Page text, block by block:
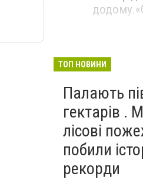
ТОП НОВИНИ
Палають
гектарів .
лісові
побили
рекорди